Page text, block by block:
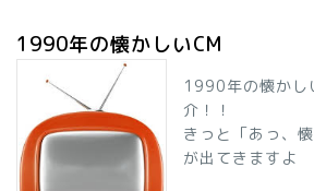
1990年の懐かしいCM
1990年の懐かし
介！！
きっと「あっ、
が出てきますよ